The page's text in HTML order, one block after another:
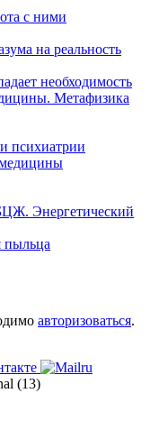
с ними
на реальность
необходимость
Метафизика
психиатрии
медицины
Энергетический
пыльца
авторизоваться.
(13)